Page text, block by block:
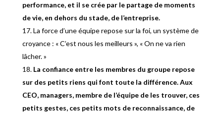
performance, et il se crée par le partage de moments
de vie, en dehors du stade, de l’entreprise.
La force d’une équipe repose sur la foi, un système de
croyance : « C’est nous les meilleurs », « On ne va rien
lâcher. »
La confiance entre les membres du groupe repose
sur des petits riens qui font toute la différence. Aux
CEO, managers, membre de l’équipe de les trouver, ces
petits gestes, ces petits mots de reconnaissance, de